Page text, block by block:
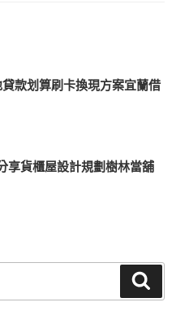
款划算刷卡換現方案宜蘭借
享貨櫃屋設計規劃樹林當舖